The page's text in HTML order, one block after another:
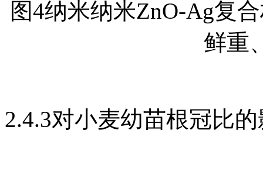
图4纳米纳米ZnO-Ag复
鲜重
2.4.3对小麦幼苗根冠比